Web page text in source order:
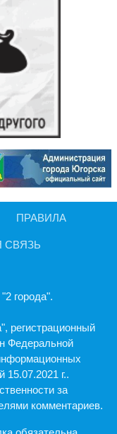
ПРАВИЛА
СВЯЗЬ
города".
регистрационный
Федеральной
15.07.2021 г..
за
комментариев.